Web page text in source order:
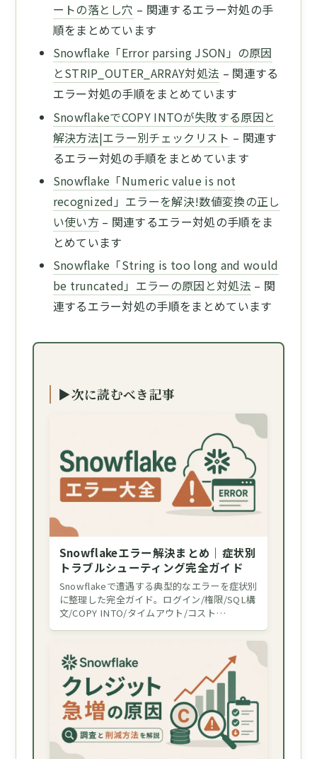
ートの落とし穴 – 関連するエラー対処の手
順をまとめています
Snowflake「Error parsing JSON」の原因
とSTRIP_OUTER_ARRAY対処法 – 関連する
エラー対処の手順をまとめています
SnowflakeでCOPY INTOが失敗する原因と
解決方法|エラー別チェックリスト – 関連す
るエラー対処の手順をまとめています
Snowflake「Numeric value is not
recognized」エラーを解決!数値変換の正し
い使い方 – 関連するエラー対処の手順をま
とめています
Snowflake「String is too long and would
be truncated」エラーの原因と対処法 – 関
連するエラー対処の手順をまとめています
▶次に読むべき記事
Snowflakeエラー解決まとめ｜症状別
トラブルシューティング完全ガイド
Snowflakeで遭遇する典型的なエラーを症状別
に整理した完全ガイド。ログイン/権限/SQL構
文/COPY INTO/タイムアウト/コスト…